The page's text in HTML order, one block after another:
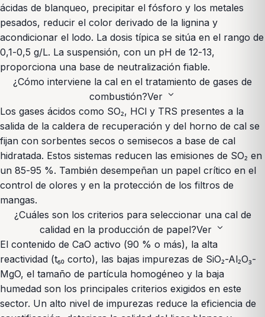
ácidas de blanqueo, precipitar el fósforo y los metales
pesados, reducir el color derivado de la lignina y
acondicionar el lodo. La dosis típica se sitúa en el rango de
0,1-0,5 g/L. La suspensión, con un pH de 12-13,
proporciona una base de neutralización fiable.
¿Cómo interviene la cal en el tratamiento de gases de
combustión?Ver expand_more
Los gases ácidos como SO₂, HCl y TRS presentes a la
salida de la caldera de recuperación y del horno de cal se
fijan con sorbentes secos o semisecos a base de cal
hidratada. Estos sistemas reducen las emisiones de SO₂ en
un 85-95 %. También desempeñan un papel crítico en el
control de olores y en la protección de los filtros de
mangas.
¿Cuáles son los criterios para seleccionar una cal de
calidad en la producción de papel?Ver expand_more
El contenido de CaO activo (90 % o más), la alta
reactividad (t₆₀ corto), las bajas impurezas de SiO₂-Al₂O₃-
MgO, el tamaño de partícula homogéneo y la baja
humedad son los principales criterios exigidos en este
sector. Un alto nivel de impurezas reduce la eficiencia de